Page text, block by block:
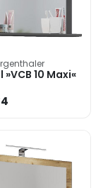
»VCB 10 Maxi«